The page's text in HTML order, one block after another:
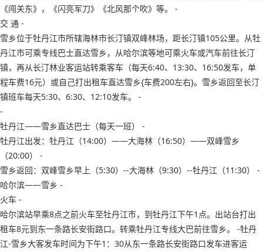
《闯关东》，《闪亮军刀》《北风那个吹》等。 -
交 通 -
雪乡位于牡丹江市所辖海林市长汀镇双峰林场，距长汀镇105公里。从牡
丹江市可乘专线巴士直达雪乡，从哈尔滨等地可乘火车或汽车前往长汀
镇，再从长汀林业客运站转乘客车（每天6:40、13:30、16:50发车，单
程车费16元）或自己打出租车直达雪乡{车费200左右}。雪乡返回至长汀
镇班车每天5:30、6:30、12:10发车。 -
-
牡丹江——雪乡直达巴士（每天一班） -
牡丹江出发：牡丹江（14:00）——大海林（16:50）——双峰雪乡
（20:00） -
雪乡返回：双峰雪乡早上（5:30）--大海林（9:30）--牡丹江（11:30） -
哈尔滨——雪乡 -
火车 -
哈尔滨站早乘8点之前火车至牡丹江市，到牡丹江下午1点。出站台打出
租车8元到东一条路长安街路口。转乘牡丹江专线大巴前往雪乡。 -牡丹
江-雪乡大客发车时间为下午1：30从东一条路长安街路口发车进客运